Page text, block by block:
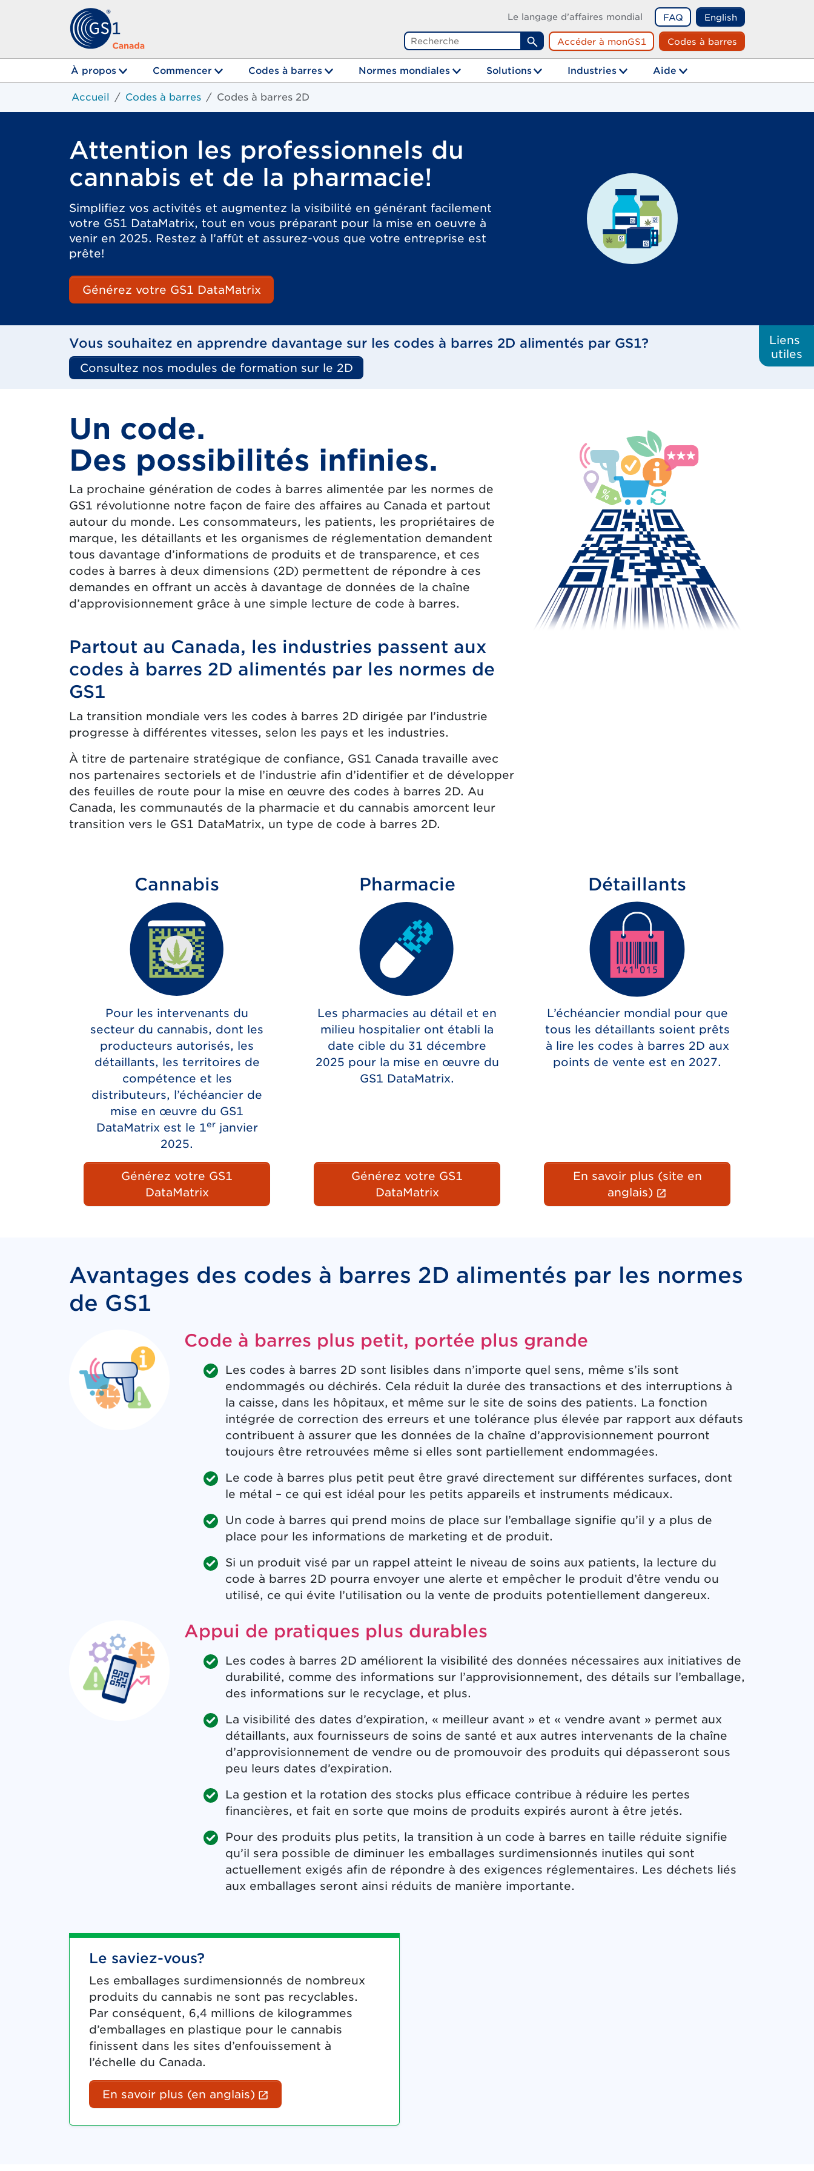
Le langage d’affaires mondial FAQ English
Recherche
Accéder à monGS1 Codes à barres
À propos Commencer Codes à barres Normes mondiales Solutions Industries Aide
Accueil Codes à barres Codes à barres 2D
Attention les professionnels du
cannabis et de la pharmacie!
Simplifiez vos activités et augmentez la visibilité en générant facilement
votre GS1 DataMatrix, tout en vous préparant pour la mise en oeuvre à
venir en 2025. Restez à l’affût et assurez-vous que votre entreprise est
prête!
Générez votre GS1 DataMatrix
Liens
utiles
Vous souhaitez en apprendre davantage sur les codes à barres 2D alimentés par GS1?
Consultez nos modules de formation sur le 2D
Un code.
Des possibilités infinies.
La prochaine génération de codes à barres alimentée par les normes de
GS1 révolutionne notre façon de faire des affaires au Canada et partout
autour du monde. Les consommateurs, les patients, les propriétaires de
marque, les détaillants et les organismes de réglementation demandent
tous davantage d’informations de produits et de transparence, et ces
codes à barres à deux dimensions (2D) permettent de répondre à ces
demandes en offrant un accès à davantage de données de la chaîne
d’approvisionnement grâce à une simple lecture de code à barres.
Partout au Canada, les industries passent aux
codes à barres 2D alimentés par les normes de
GS1
La transition mondiale vers les codes à barres 2D dirigée par l’industrie
progresse à différentes vitesses, selon les pays et les industries.
À titre de partenaire stratégique de confiance, GS1 Canada travaille avec
nos partenaires sectoriels et de l’industrie afin d’identifier et de développer
des feuilles de route pour la mise en œuvre des codes à barres 2D. Au
Canada, les communautés de la pharmacie et du cannabis amorcent leur
transition vers le GS1 DataMatrix, un type de code à barres 2D.
Cannabis
Pour les intervenants du
secteur du cannabis, dont les
producteurs autorisés, les
détaillants, les territoires de
compétence et les
distributeurs, l’échéancier de
mise en œuvre du GS1
DataMatrix est le 1erjanvier
2025.
Générez votre GS1
DataMatrix
Pharmacie
Les pharmacies au détail et en
milieu hospitalier ont établi la
date cible du 31 décembre
2025 pour la mise en œuvre du
GS1 DataMatrix.
Générez votre GS1
DataMatrix
Détaillants
L’échéancier mondial pour que
tous les détaillants soient prêts
à lire les codes à barres 2D aux
points de vente est en 2027.
En savoir plus (site en
anglais)
Avantages des codes à barres 2D alimentés par les normes
de GS1
Code à barres plus petit, portée plus grande
Les codes à barres 2D sont lisibles dans n’importe quel sens, même s’ils sont
endommagés ou déchirés. Cela réduit la durée des transactions et des interruptions à
la caisse, dans les hôpitaux, et même sur le site de soins des patients. La fonction
intégrée de correction des erreurs et une tolérance plus élevée par rapport aux défauts
contribuent à assurer que les données de la chaîne d’approvisionnement pourront
toujours être retrouvées même si elles sont partiellement endommagées.
Le code à barres plus petit peut être gravé directement sur différentes surfaces, dont
le métal – ce qui est idéal pour les petits appareils et instruments médicaux.
Un code à barres qui prend moins de place sur l’emballage signifie qu’il y a plus de
place pour les informations de marketing et de produit.
Si un produit visé par un rappel atteint le niveau de soins aux patients, la lecture du
code à barres 2D pourra envoyer une alerte et empêcher le produit d’être vendu ou
utilisé, ce qui évite l’utilisation ou la vente de produits potentiellement dangereux.
Appui de pratiques plus durables
Les codes à barres 2D améliorent la visibilité des données nécessaires aux initiatives de
durabilité, comme des informations sur l’approvisionnement, des détails sur l’emballage,
des informations sur le recyclage, et plus.
La visibilité des dates d’expiration, « meilleur avant » et « vendre avant » permet aux
détaillants, aux fournisseurs de soins de santé et aux autres intervenants de la chaîne
d’approvisionnement de vendre ou de promouvoir des produits qui dépasseront sous
peu leurs dates d’expiration.
La gestion et la rotation des stocks plus efficace contribue à réduire les pertes
financières, et fait en sorte que moins de produits expirés auront à être jetés.
Pour des produits plus petits, la transition à un code à barres en taille réduite signifie
qu’il sera possible de diminuer les emballages surdimensionnés inutiles qui sont
actuellement exigés afin de répondre à des exigences réglementaires. Les déchets liés
aux emballages seront ainsi réduits de manière importante.
Le saviez-vous?
Les emballages surdimensionnés de nombreux
produits du cannabis ne sont pas recyclables.
Par conséquent, 6,4 millions de kilogrammes
d’emballages en plastique pour le cannabis
finissent dans les sites d’enfouissement à
l’échelle du Canada.
En savoir plus (en anglais)